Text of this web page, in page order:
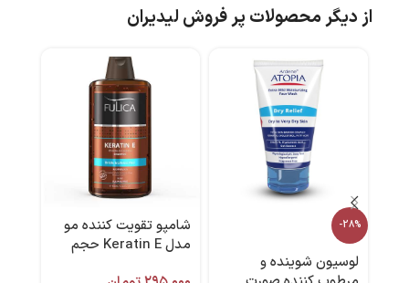
از دیگر محصولات پر فروش لیدیران
-28%
لوسیون شوینده و
شامپو تقویت‌ کننده مو
مدل Keratin E حجم